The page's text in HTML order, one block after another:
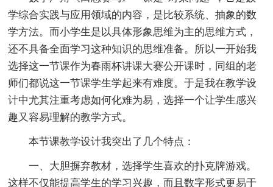
学综合实践与应用领域的内容，是比较系统、抽象的数
学方法。而小学生是以具体形象思维为主的思维方式，
还不具备全面学习这种知识的思维准备。所以一开始我
选择这一节课作为春雨杯讲课大赛公开课时，同组的老
师们都说这一节课学生学起来有难度。于是我在教学设
计中尤其注重考虑如何化难为易，选择一个让学生感兴
趣又容易理解的教学方式。
本节课教学设计我突出了几个特点：
一、大胆摒弃教材，选择学生喜欢的扑克牌游戏。
这样不仅能提高学生的学习兴趣，而且数字形式更易于